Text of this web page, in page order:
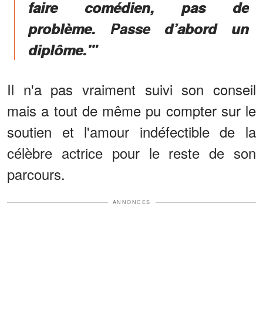
faire comédien, pas de
problème. Passe d’abord un
diplôme.'"
Il n'a pas vraiment suivi son conseil
mais a tout de même pu compter sur le
soutien et l'amour indéfectible de la
célèbre actrice pour le reste de son
parcours.
ANNONCES